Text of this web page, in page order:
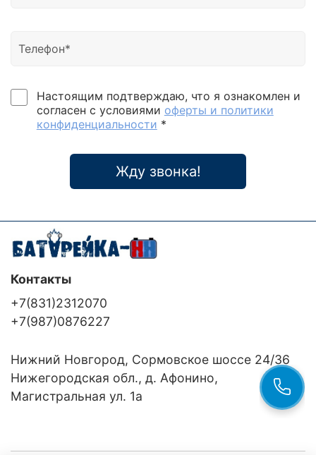
Настоящим подтверждаю, что я ознакомлен и
согласен с условиями оферты и политики
конфиденциальности *
Жду звонка!
Контакты
+7(831)2312070
+7(987)0876227
Нижний Новгород, Сормовское шоссе 24/36
Нижегородская обл., д. Афонино,
Магистральная ул. 1а